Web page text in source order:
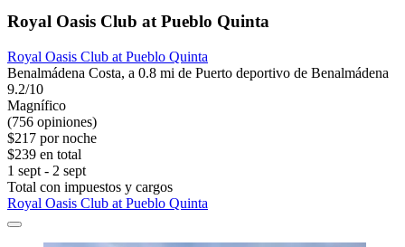
Royal Oasis Club at Pueblo Quinta
Royal Oasis Club at Pueblo Quinta
Benalmádena Costa, a 0.8 mi de Puerto deportivo de Benalmádena
9.2/10
Magnífico
(756 opiniones)
$217 por noche
$239 en total
1 sept - 2 sept
Total con impuestos y cargos
Royal Oasis Club at Pueblo Quinta